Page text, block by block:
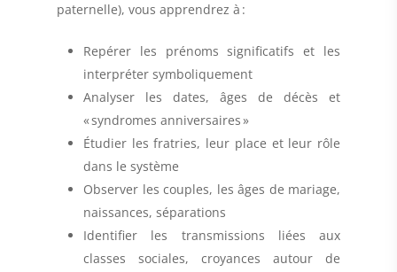
paternelle), vous apprendrez à :
Repérer les prénoms significatifs et les
interpréter symboliquement
Analyser les dates, âges de décès et
« syndromes anniversaires »
Étudier les fratries, leur place et leur rôle
dans le système
Observer les couples, les âges de mariage,
naissances, séparations
Identifier les transmissions liées aux
classes sociales, croyances autour de